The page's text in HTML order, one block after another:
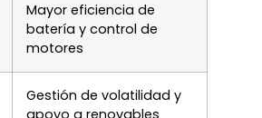
Mayor eficiencia de
batería y control de
motores
Gestión de volatilidad y